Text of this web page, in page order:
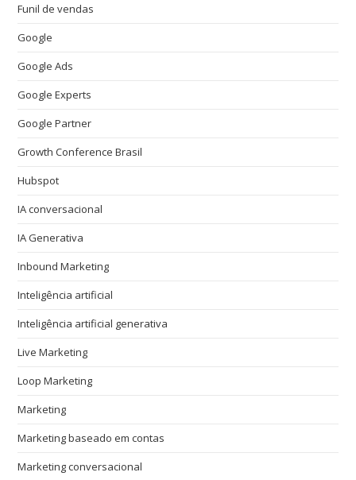
Funil de vendas
Google
Google Ads
Google Experts
Google Partner
Growth Conference Brasil
Hubspot
IA conversacional
IA Generativa
Inbound Marketing
Inteligência artificial
Inteligência artificial generativa
Live Marketing
Loop Marketing
Marketing
Marketing baseado em contas
Marketing conversacional